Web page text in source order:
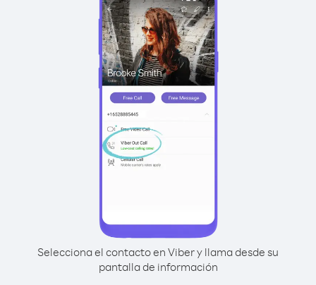
Selecciona el contacto en Viber y llama desde su
pantalla de información